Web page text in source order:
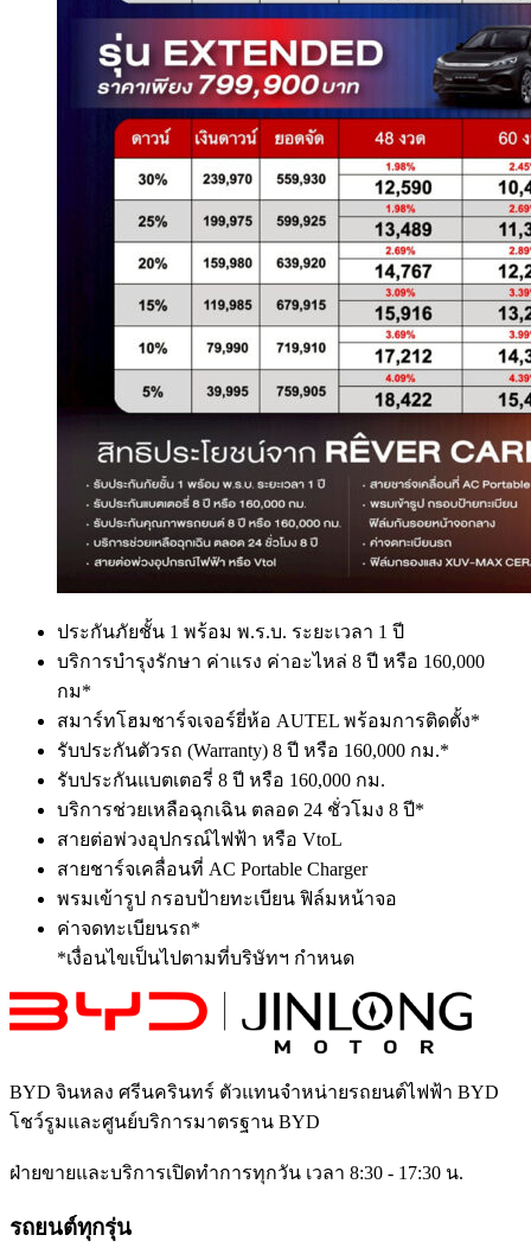
ประกันภัยชั้น 1 พร้อม พ.ร.บ. ระยะเวลา 1 ปี
บริการบำรุงรักษา ค่าแรง ค่าอะไหล่ 8 ปี หรือ 160,000
กม*
สมาร์ทโฮมชาร์จเจอร์​ยี่ห้อ AUTEL พร้อมการติดตั้ง*
รับประกันตัวรถ (Warranty) 8 ปี หรือ 160,000 กม.*
รับประกันแบตเตอรี่ 8 ปี หรือ 160,000 กม.
บริการช่วยเหลือฉุกเฉิน ตลอด 24 ชั่วโมง 8 ปี*
สายต่อพ่วงอุปกรณ์ไฟฟ้า หรือ VtoL
สายชาร์จเคลื่อนที่ AC Portable Charger
พรมเข้ารูป​ กรอบป้ายทะเบียน ฟิล์มหน้าจอ
ค่าจดทะเบียนรถ*
*เงื่อนไขเป็นไปตามที่บริษัทฯ กำหนด
BYD จินหลง ศรีนครินทร์ ตัวแทนจำหน่ายรถยนต์ไฟฟ้า BYD
โชว์รูมและศูนย์บริการมาตรฐาน BYD
ฝ่ายขายและบริการเปิดทำการทุกวัน เวลา 8:30 - 17:30 น.
รถยนต์ทุกรุ่น